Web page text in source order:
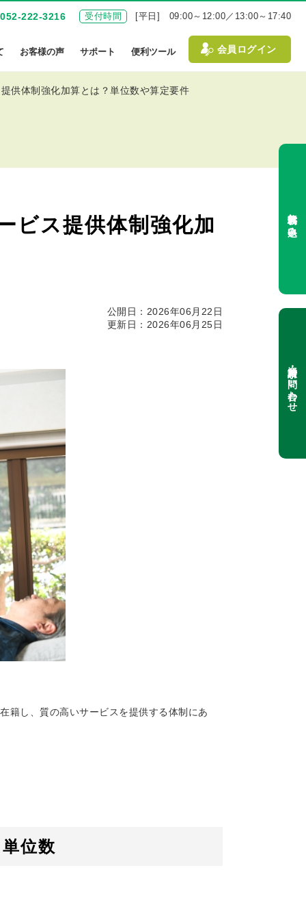
受付時間 [平日] 09:00～12:00／13:00～17:40
052-222-3216
会員ログイン
お客様の声 サポート 便利ツール
無料体験お申込み
資料請求・お問い合わせ
供体制強化加算とは？単位数や算定要件
ビス提供体制強化加
公開日：2026年06月22日
更新日：2026年06月25日
籍し、質の高いサービスを提供する体制にあ
位数